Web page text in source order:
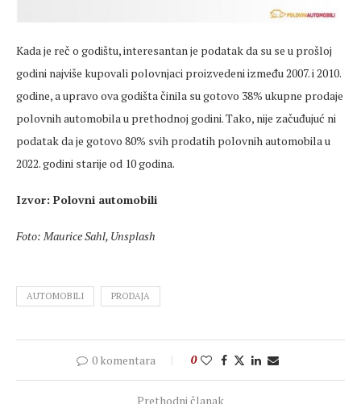
Kada je reč o godištu, interesantan je podatak da su se u prošloj
godini najviše kupovali polovnjaci proizvedeni između 2007. i 2010.
godine, a upravo ova godišta činila su gotovo 38% ukupne prodaje
polovnih automobila u prethodnoj godini. Tako, nije začuđujuć ni
podatak da je gotovo 80% svih prodatih polovnih automobila u
2022. godini starije od 10 godina.
Izvor: Polovni automobili
Foto: Maurice Sahl, Unsplash
AUTOMOBILI PRODAJA
0 komentara 0
Prethodni članak